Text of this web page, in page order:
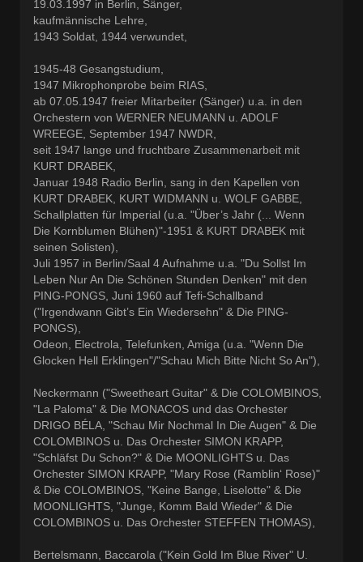
19.03.1997 in Berlin, Sänger,
kaufmännische Lehre,
1943 Soldat, 1944 verwundet,
1945-48 Gesangstudium,
1947 Mikrophonprobe beim RIAS,
ab 07.05.1947 freier Mitarbeiter (Sänger) u.a. in den
Orchestern von WERNER NEUMANN u. ADOLF
WREEGE, September 1947 NWDR,
seit 1947 lange und fruchtbare Zusammenarbeit mit
KURT DRABEK,
Januar 1948 Radio Berlin, sang in den Kapellen von
KURT DRABEK, KURT WIDMANN u. WOLF GABBE,
Schallplatten für Imperial (u.a. "Über’s Jahr (... Wenn
Die Kornblumen Blühen)"-1951 & KURT DRABEK mit
seinen Solisten),
Juli 1957 in Berlin/Saal 4 Aufnahme u.a. "Du Sollst Im
Leben Nur An Die Schönen Stunden Denken" mit den
PING-PONGS, Juni 1960 auf Tefi-Schallband
("Irgendwann Gibt’s Ein Wiedersehn" & Die PING-
PONGS),
Odeon, Electrola, Telefunken, Amiga (u.a. "Wenn Die
Glocken Hell Erklingen"/"Schau Mich Bitte Nicht So An"),
Neckermann ("Sweetheart Guitar" & Die COLOMBINOS,
"La Paloma" & Die MONACOS und das Orchester
DRIGO BÉLA, "Schau Mir Nochmal In Die Augen" & Die
COLOMBINOS u. Das Orchester SIMON KRAPP,
"Schläfst Du Schon?" & Die MOONLIGHTS u. Das
Orchester SIMON KRAPP, "Mary Rose (Ramblin‘ Rose)"
& Die COLOMBINOS, "Keine Bange, Liselotte" & Die
MOONLIGHTS, "Junge, Komm Bald Wieder" & Die
COLOMBINOS u. Das Orchester STEFFEN THOMAS),
Bertelsmann, Baccarola ("Kein Gold Im Blue River" U.